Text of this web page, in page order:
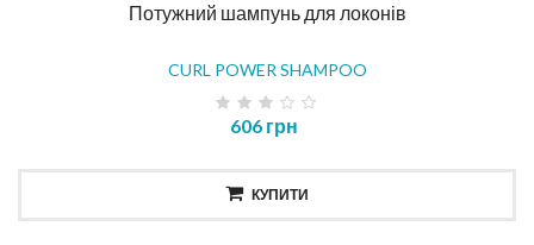
Потужний шампунь для локонів
CURL POWER SHAMPOO
606 грн
КУПИТИ